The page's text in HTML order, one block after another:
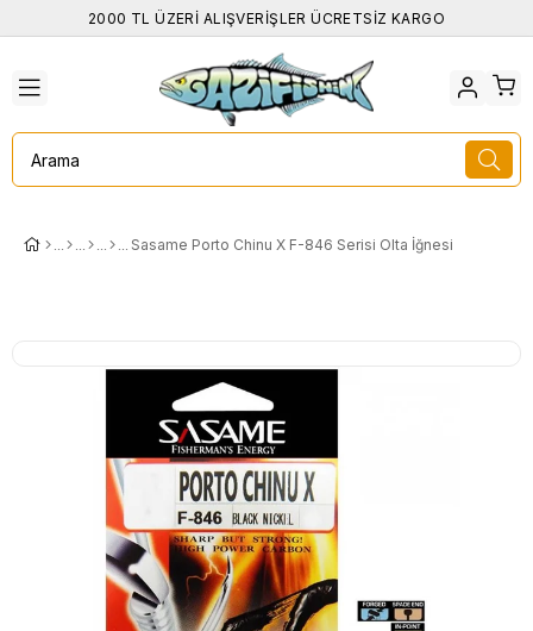
2000 TL ÜZERİ ALIŞVERİŞLER ÜCRETSİZ KARGO
Sasame Porto Chinu X F-846 Serisi Olta İğnesi